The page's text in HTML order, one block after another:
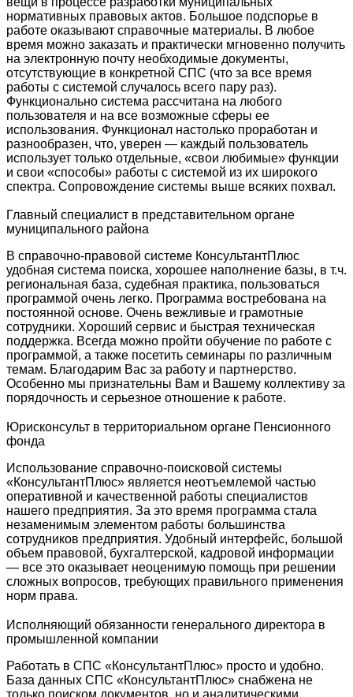
нормативных правовых актов. Большое подспорье в
работе оказывают справочные материалы. В любое
время можно заказать и практически мгновенно получить
на электронную почту необходимые документы,
отсутствующие в конкретной СПС (что за все время
работы с системой случалось всего пару раз).
Функционально система рассчитана на любого
пользователя и на все возможные сферы ее
использования. Функционал настолько проработан и
разнообразен, что, уверен — каждый пользователь
использует только отдельные, «свои любимые» функции
и свои «способы» работы с системой из их широкого
спектра. Сопровождение системы выше всяких похвал.
Главный специалист в представительном органе
муниципального района
В справочно-правовой системе КонсультантПлюс
удобная система поиска, хорошее наполнение базы, в т.ч.
региональная база, судебная практика, пользоваться
программой очень легко. Программа востребована на
постоянной основе. Очень вежливые и грамотные
сотрудники. Хороший сервис и быстрая техническая
поддержка. Всегда можно пройти обучение по работе с
программой, а также посетить семинары по различным
темам. Благодарим Вас за работу и партнерство.
Особенно мы признательны Вам и Вашему коллективу за
порядочность и серьезное отношение к работе.
Юрисконсульт в территориальном органе Пенсионного
фонда
Использование справочно-поисковой системы
«КонсультантПлюс» является неотъемлемой частью
оперативной и качественной работы специалистов
нашего предприятия. За это время программа стала
незаменимым элементом работы большинства
сотрудников предприятия. Удобный интерфейс, большой
объем правовой, бухгалтерской, кадровой информации
— все это оказывает неоценимую помощь при решении
сложных вопросов, требующих правильного применения
норм права.
Исполняющий обязанности генерального директора в
промышленной компании
Работать в СПС «КонсультантПлюс» просто и удобно.
База данных СПС «КонсультантПлюс» снабжена не
только поиском документов, но и аналитическими